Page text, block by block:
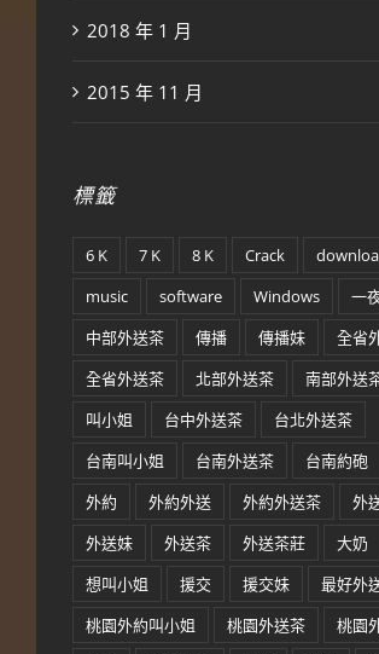
2018 年 1 月
2015 年 11 月
標籤
6 K 7 K 8 K Crack
music
software Windows
一
中部外送茶
傳播 傳播妹
全省
全省外送茶
北部外送茶
南部外送
叫小姐
台中外送茶
台北外送茶
台南叫小姐
台南外送茶 台南約砲
外約
外約外送 外約外送茶
外
外送妹
外送茶 外送茶莊
大奶
想叫小姐
援交 援交妹
最好外
桃園外約叫小姐
桃園外送茶
桃園